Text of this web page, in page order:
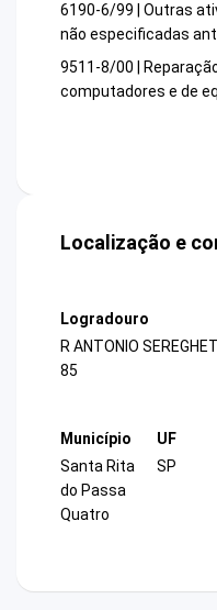
6190-6/99 | Outras
não especificadas
9511-8/00 |
computadores e de
Localização e
Logradouro
R ANTONIO
85
Município
Santa Rita
do Passa
Quatro
UF
SP